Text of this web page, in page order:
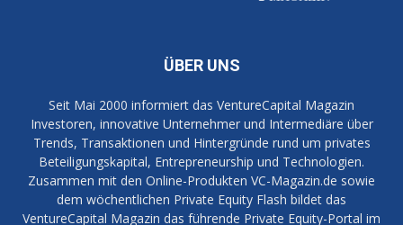
ÜBER UNS
Seit Mai 2000 informiert das VentureCapital Magazin
Investoren, innovative Unternehmer und Intermediäre über
Trends, Transaktionen und Hintergründe rund um privates
Beteiligungskapital, Entrepreneurship und Technologien.
Zusammen mit den Online-Produkten VC-Magazin.de sowie
dem wöchentlichen Private Equity Flash bildet das
VentureCapital Magazin das führende Private Equity-Portal im